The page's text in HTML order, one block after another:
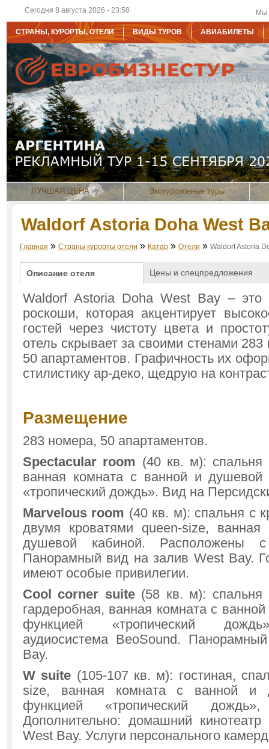
Сегодня 8 августа 2026 - 23:50 Мы
СТРАНЫ, КУРОРТЫ, ОТЕЛИ ВИДЫ ТУРОВ АВИАБИЛЕТЫ
ЛУЧШАЯ ЦЕНА Экскурсионные туры
Waldorf Astoria Doha West
Главная » Страны курорты отели » Катар » Отели » Waldorf Astoria
Описание отеля Цены и спецпредложения
Waldorf Astoria Doha West Bay – это
роскоши, которая акцентирует
гостей через чистоту цвета и
отель скрывает за своими стенами
50 апартаментов. Графичность их
стилистику ар-деко, щедрую на
Размещение
283 номера, 50 апартаментов.
Spectacular room (40 кв. м): спальня
ванная комната с ванной и душевой
«тропический дождь». Вид на
Marvelous room (40 кв. м): спальня c
двумя кроватями queen-size,
душевой кабиной.
Панорамный вид на залив West Bay.
имеют особые привилегии.
Cool corner suite(58 кв. м): спальня
гардеробная, ванная комната с
функцией «тропический
аудиосистема BeoSound.
Bay.
W suite (105-107 кв. м): гостиная,
size, ванная комната с ванной и
функцией «тропический
Дополнительно: домашний
West Bay. Услуги персонального